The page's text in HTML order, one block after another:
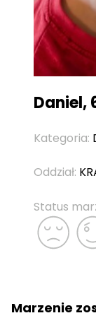
Daniel,
Kategoria:
Oddział:
Status
Marzenie